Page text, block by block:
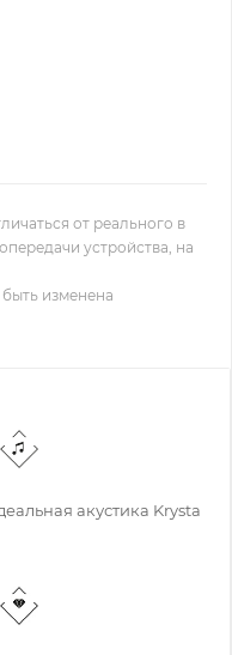
от реального в
устройства, на
изменена
акустика Krysta